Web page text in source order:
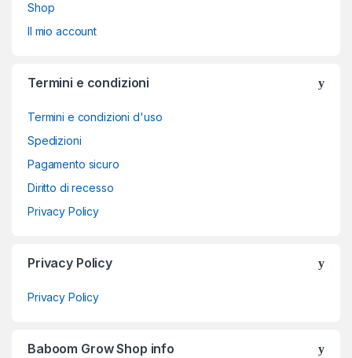
Shop
Il mio account
Termini e condizioni
Termini e condizioni d'uso
Spedizioni
Pagamento sicuro
Diritto di recesso
Privacy Policy
Privacy Policy
Privacy Policy
Baboom Grow Shop info